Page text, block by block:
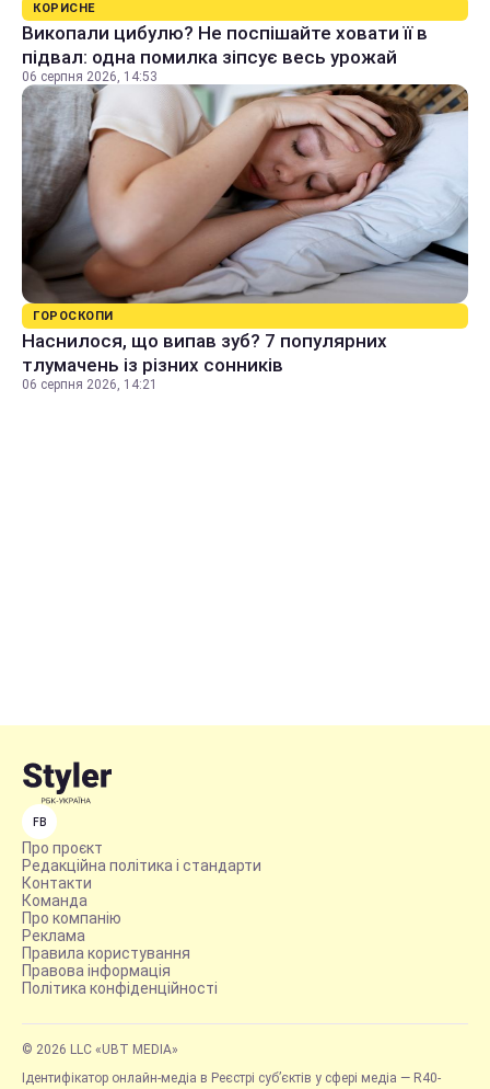
КОРИСНЕ
Викопали цибулю? Не поспішайте ховати її в
підвал: одна помилка зіпсує весь урожай
06 серпня 2026, 14:53
ГОРОСКОПИ
Наснилося, що випав зуб? 7 популярних
тлумачень із різних сонників
06 серпня 2026, 14:21
FB
Про проєкт
Редакційна політика і стандарти
Контакти
Команда
Про компанію
Реклама
Правила користування
Правова інформація
Політика конфіденційності
© 2026 LLC «UBT MEDIA»
Ідентифікатор онлайн-медіа в Реєстрі суб’єктів у сфері медіа — R40-